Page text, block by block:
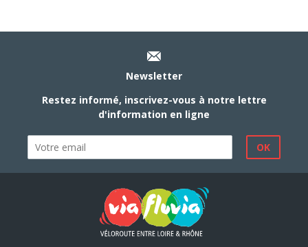
Newsletter
Restez informé, inscrivez-vous à notre lettre
d'information en ligne